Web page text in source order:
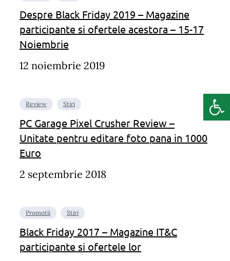
Despre Black Friday 2019 – Magazine
participante si ofertele acestora – 15-17
Noiembrie
12 noiembrie 2019
Review Stiri
PC Garage Pixel Crusher Review –
Unitate pentru editare foto pana in 1000
Euro
2 septembrie 2018
Promotii Stiri
Black Friday 2017 – Magazine IT&C
participante si ofertele lor